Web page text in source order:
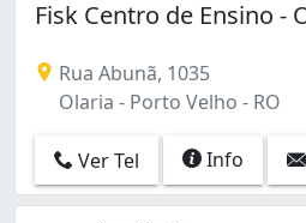
Fisk Centro de Ensino -
Rua Abunã, 1035
Olaria - Porto Velho - RO
Ver Tel Info